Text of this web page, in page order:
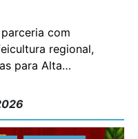
com
regional,
para Alta
pelo engenheiro
voltadas ao aumento